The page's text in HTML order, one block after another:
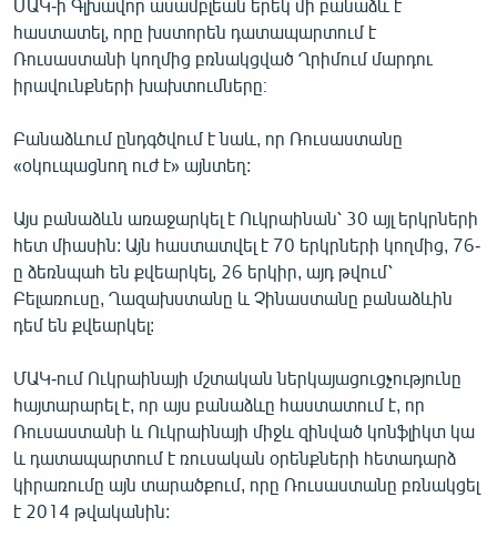
ԱՐԽԻՎ
ՏԵՍԱՆՅՈՒԹԵՐ
ԲԱՆԱՎԵՃ
ՓՈԴՔԱՍԹ
Հայերեն
English
Русский
«Ազատության» բոլոր կայքերը
ՄԱԿ-ի Գլխավոր ասամբլեան երեկ մի բանաձև է
հաստատել, որը խստորեն դատապարտում է
Ռուսաստանի կողմից բռնակցված Ղրիմում մարդու
իրավունքների խախտումները։
Բանաձևում ընդգծվում է նաև, որ Ռուսաստանը
«օկուպացնող ուժ է» այնտեղ:
Այս բանաձևն առաջարկել է Ուկրաինան՝ 30 այլ երկրների
հետ միասին: Այն հաստատվել է 70 երկրների կողմից, 76-
ը ձեռնպահ են քվեարկել, 26 երկիր, այդ թվում՝
Բելառուսը, Ղազախստանը և Չինաստանը բանաձևին
դեմ են քվեարկել:
ՄԱԿ-ում Ուկրաինայի մշտական ներկայացուցչությունը
հայտարարել է, որ այս բանաձևը հաստատում է, որ
Ռուսաստանի և Ուկրաինայի միջև զինված կոնֆլիկտ կա
և դատապարտում է ռուսական օրենքների հետադարձ
կիրառումը այն տարածքում, որը Ռուսաստանը բռնակցել
է 2014 թվականին: